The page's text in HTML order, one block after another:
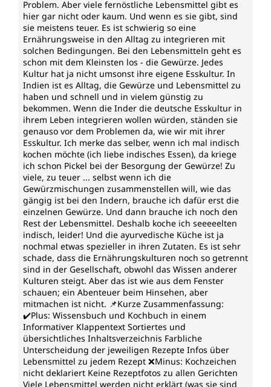
Problem. Aber viele fernöstliche Lebensmittel gibt es
hier gar nicht oder kaum. Und wenn es sie gibt, sind
sie meistens teuer. Es ist schwierig so eine
Ernährungsweise in den Alltag zu integrieren mit
solchen Bedingungen. Bei den Lebensmitteln geht es
schon mit dem Kleinsten los - die Gewürze. Jedes
Kultur hat ja nicht umsonst ihre eigene Esskultur. In
Indien ist es Alltag, die Gewürze und Lebensmittel zu
haben und schnell und in vielem günstig zu
bekommen. Wenn die Inder die deutsche Esskultur in
ihrem Leben integrieren wollen würden, ständen sie
genauso vor dem Problemen da, wie wir mit ihrer
Esskultur. Ich merke das selber, wenn ich mal indisch
kochen möchte (ich liebe indisches Essen), da kriege
ich schon Pickel bei der Besorgung der Gewürze! Zu
viele, zu teuer ... selbst wenn ich die
Gewürzmischungen zusammenstellen will, wie das
gängig ist bei den Indern, brauche ich dafür erst die
einzelnen Gewürze. Und dann brauche ich noch den
Rest der Lebensmittel. Deshalb koche ich seeeeelten
indisch, leider! Und die ayurvedische Küche ist ja
nochmal etwas spezieller in ihren Zutaten. Es ist sehr
schade, dass die Ernährungskulturen noch so getrennt
sind in der Gesellschaft, obwohl das Wissen anderer
Kulturen steigt. Aber das ist wie aus dem Fenster
schauen; ein Abenteuer beim Hinsehen, aber
mitmachen ist nicht. 📌Kurze Zusammenfassung:
✔️Plus: Wissensbuch und Kochbuch in einem
Informativer Klappentext Sortiertes und
übersichtliches Inhaltsverzeichnis Farbliche
Unterscheidung der jeweiligen Rezepte Infos über
Lebensmittel zu jedem Rezept ❌Minus: Kochzeichen
nicht deklariert Keine Rezeptfotos zu allen Gerichten
Viele Lebensmittel werden nicht erklärt (was sie sind